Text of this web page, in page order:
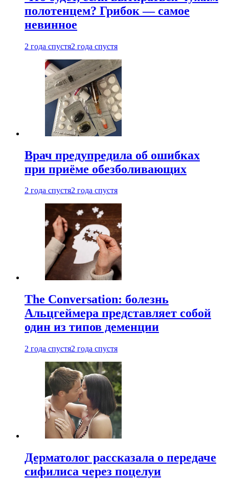
полотенцем? Грибок — самое
невинное
2 года спустя2 года спустя
Врач предупредила об ошибках
при приëме обезболивающих
2 года спустя2 года спустя
The Conversation: болезнь
Альцгеймера представляет собой
один из типов деменции
2 года спустя2 года спустя
Дерматолог рассказала о передаче
сифилиса через поцелуи